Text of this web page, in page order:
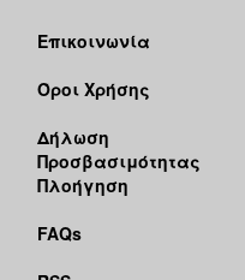
Επικοινωνία
Όροι Χρήσης
Δήλωση
Προσβασιμότητας
Πλοήγηση
FAQs